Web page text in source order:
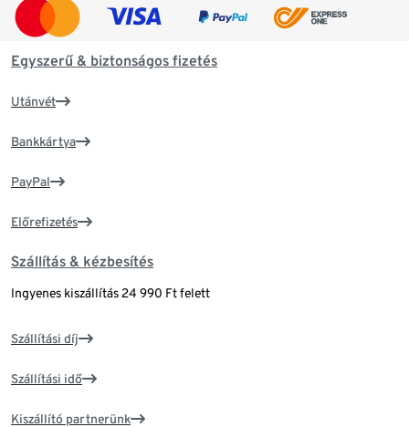
Egyszerű & biztonságos fizetés
Utánvét
Bankkártya
PayPal
Előrefizetés
Szállítás & kézbesítés
Ingyenes kiszállítás 24 990 Ft felett
Szállítási díj
Szállítási idő
Kiszállító partnerünk